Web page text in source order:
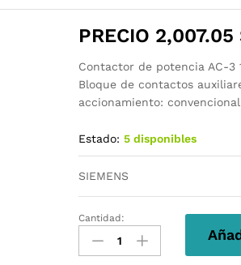
PRECIO 2,007.05
Contactor de potencia AC-3
Bloque de contactos
accionamiento: convencional
Estado: 5 disponibles
SIEMENS
3RT5056-
6AB36
cantidad
Cantidad: